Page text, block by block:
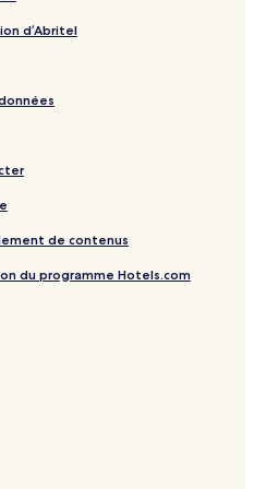
d’Abritel
de contenus
du programme Hotels.com